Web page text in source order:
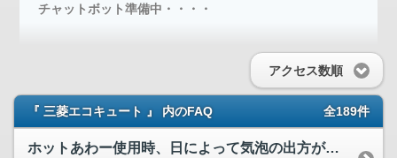
チャットボット準備中・・・・
アクセス数順
『 三菱エコキュート 』 内のFAQ 全189件
ホットあわー使用時、日によって気泡の出方が変わるのですが